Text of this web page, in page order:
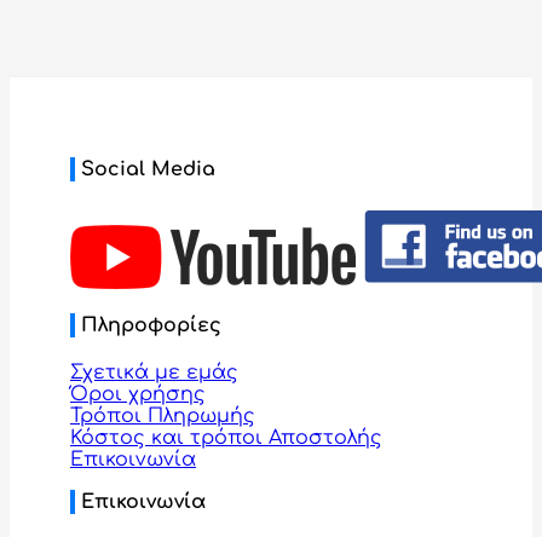
Social Media
Πληροφορίες
Σχετικά με εμάς
Όροι χρήσης
Τρόποι Πληρωμής
Κόστος και τρόποι Αποστολής
Επικοινωνία
Επικοινωνία